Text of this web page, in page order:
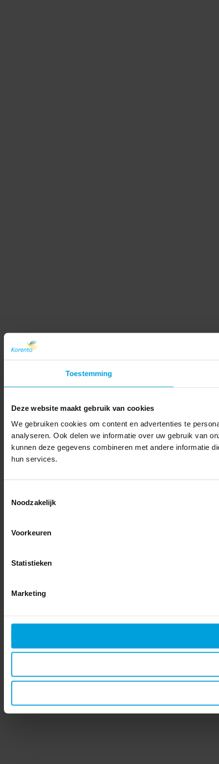
Toestemming
Deze website maakt gebruik van cookies
We gebruiken cookies om content en advertenties te
analyseren. Ook delen we informatie over uw gebruik van
kunnen deze gegevens combineren met andere informatie
hun services.
Noodzakelijk
Voorkeuren
Statistieken
Marketing